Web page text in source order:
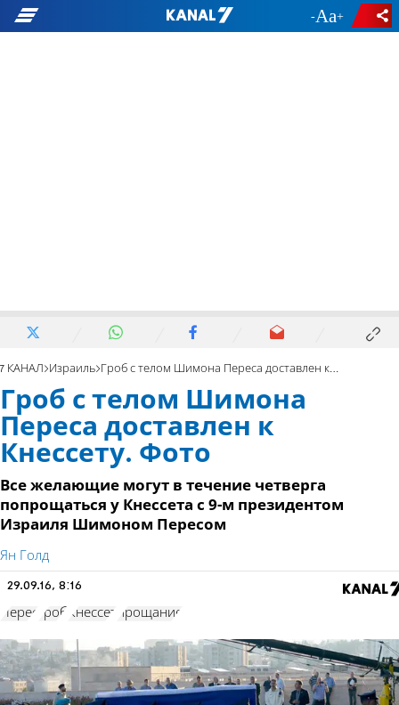
- +
7 КАНАЛ Израиль Гроб с телом Шимона Переса доставлен к Кнессету. Фото
Гроб с телом Шимона
Переса доставлен к
Кнессету. Фото
Все желающие могут в течение четверга
попрощаться у Кнессета с 9-м президентом
Израиля Шимоном Пересом
Ян Голд
29.09.16, 8:16
Перес гроб Кнессет прощание